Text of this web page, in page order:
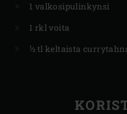
1 valkosipulinkynsi
1 rkl voita
½ tl keltaista